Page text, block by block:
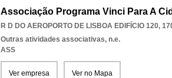
Associação Programa Vinci Para A
R D DO AEROPORTO DE LISBOA EDIFÍCIO 120,
Outras atividades associativas, n.e.
ASS
Ver empresa Ver no Mapa